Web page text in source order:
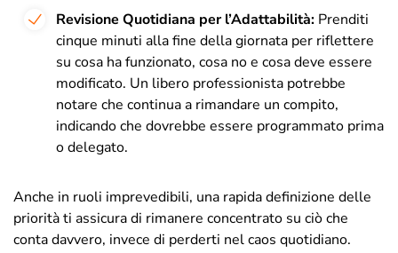
Revisione Quotidiana per l’Adattabilità: Prenditi
cinque minuti alla fine della giornata per riflettere
su cosa ha funzionato, cosa no e cosa deve essere
modificato. Un libero professionista potrebbe
notare che continua a rimandare un compito,
indicando che dovrebbe essere programmato prima
o delegato.
Anche in ruoli imprevedibili, una rapida definizione delle
priorità ti assicura di rimanere concentrato su ciò che
conta davvero, invece di perderti nel caos quotidiano.